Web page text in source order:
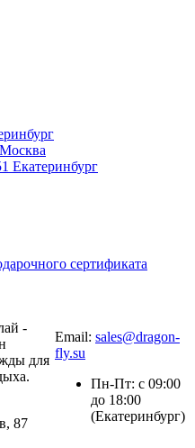
Екатеринбург
сертификата
-
для
87
Email: sales@dragon-
fly.su
Пн-Пт: с 09:00
до 18:00
(Екатеринбург)